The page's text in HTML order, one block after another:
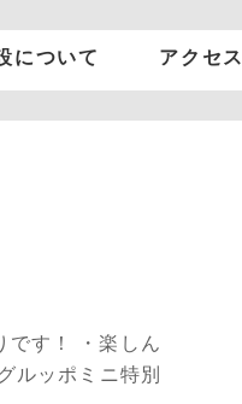
について アクセス
す！ ・楽しん
ルッポミニ特別